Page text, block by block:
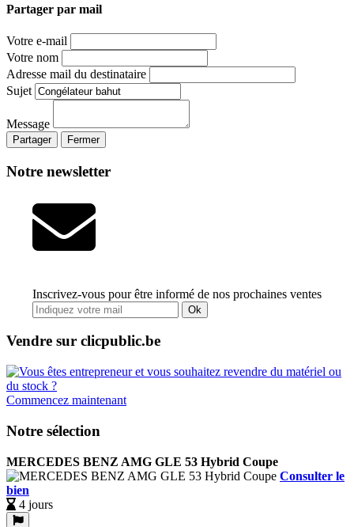
Partager par mail
Votre e-mail
Votre nom
Adresse mail du destinataire
Sujet
Message
Partager Fermer
Notre newsletter
Inscrivez-vous pour être informé de nos prochaines ventes
Ok
Vendre sur clicpublic.be
Commencez maintenant
Notre sélection
MERCEDES BENZ AMG GLE 53 Hybrid Coupe
Consulter le
bien
4 jours